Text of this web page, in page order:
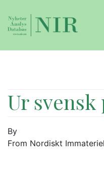
Ur svensk
By
From Nordiskt